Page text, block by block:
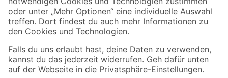
Alle Preisangaben in EUR inkl. gesetzl. MwSt.. Die dargestellten Angebote sind unter
Umständen nicht in allen Märkten verfügbar. Die angegebenen Verfügbarkeiten beziehen